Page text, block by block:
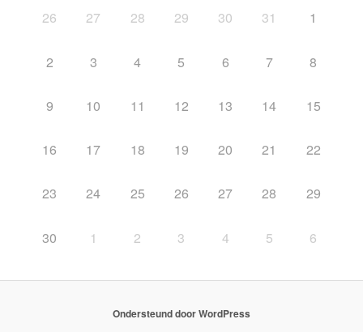
26 27 28 29 30 31 1
2 3 4 5 6 7 8
9 10 11 12 13 14 15
16 17 18 19 20 21 22
23 24 25 26 27 28 29
30 1 2 3 4 5 6
Ondersteund door WordPress